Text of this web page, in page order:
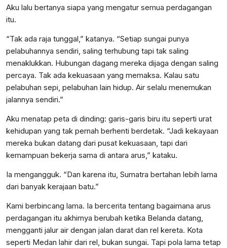
Aku lalu bertanya siapa yang mengatur semua perdagangan
itu.
“Tak ada raja tunggal,” katanya. “Setiap sungai punya
pelabuhannya sendiri, saling terhubung tapi tak saling
menaklukkan. Hubungan dagang mereka dijaga dengan saling
percaya. Tak ada kekuasaan yang memaksa. Kalau satu
pelabuhan sepi, pelabuhan lain hidup. Air selalu menemukan
jalannya sendiri.”
Aku menatap peta di dinding: garis-garis biru itu seperti urat
kehidupan yang tak pernah berhenti berdetak. “Jadi kekayaan
mereka bukan datang dari pusat kekuasaan, tapi dari
kemampuan bekerja sama di antara arus,” kataku.
Ia mengangguk. “Dan karena itu, Sumatra bertahan lebih lama
dari banyak kerajaan batu.”
Kami berbincang lama. Ia bercerita tentang bagaimana arus
perdagangan itu akhirnya berubah ketika Belanda datang,
mengganti jalur air dengan jalan darat dan rel kereta. Kota
seperti Medan lahir dari rel, bukan sungai. Tapi pola lama tetap